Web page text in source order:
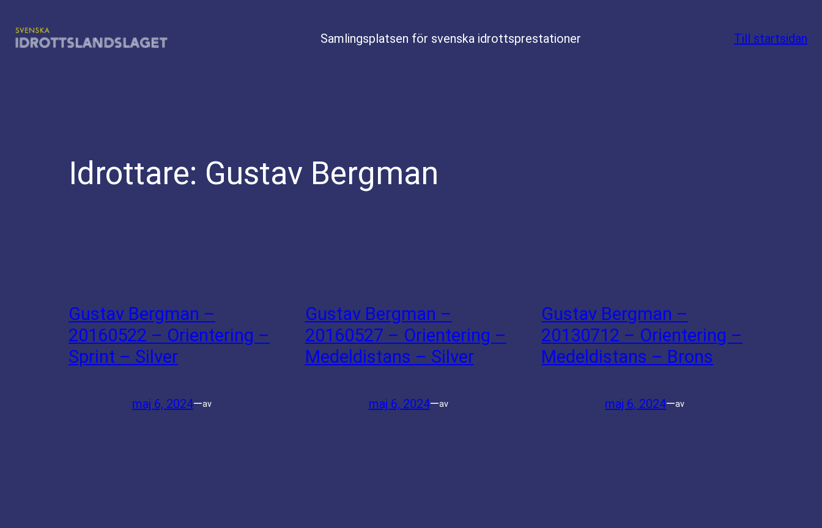
till
innehåll
Samlingsplatsen för svenska idrottsprestationer Till startsidan
Idrottare: Gustav Bergman
Gustav Bergman –
20160522 – Orientering –
Sprint – Silver
maj 6, 2024—av
Gustav Bergman –
20160527 – Orientering –
Medeldistans – Silver
maj 6, 2024—av
Gustav Bergman –
20130712 – Orientering –
Medeldistans – Brons
maj 6, 2024—av